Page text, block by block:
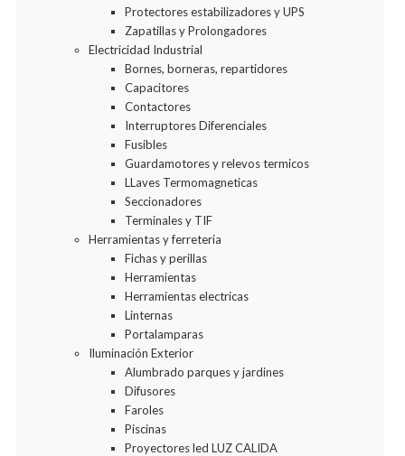
Protectores estabilizadores y UPS
Zapatillas y Prolongadores
Electricidad Industrial
Bornes, borneras, repartidores
Capacitores
Contactores
Interruptores Diferenciales
Fusibles
Guardamotores y relevos termicos
LLaves Termomagneticas
Seccionadores
Terminales y TIF
Herramientas y ferreteria
Fichas y perillas
Herramientas
Herramientas electricas
Linternas
Portalamparas
Iluminación Exterior
Alumbrado parques y jardines
Difusores
Faroles
Piscinas
Proyectores led LUZ CALIDA